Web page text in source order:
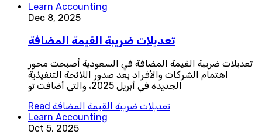
Learn Accounting
Dec 8, 2025
تعديلات ضريبة القيمة المضافة
تعديلات ضريبة القيمة المضافة في السعودية أصبحت محور
اهتمام الشركات والأفراد بعد صدور اللائحة التنفيذية
الجديدة في أبريل 2025، والتي أضافت تو
Read تعديلات ضريبة القيمة المضافة
Learn Accounting
Oct 5, 2025